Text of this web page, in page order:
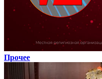
Прочее